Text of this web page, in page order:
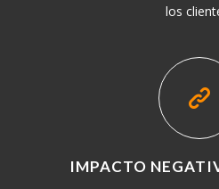
los
IMPACTO